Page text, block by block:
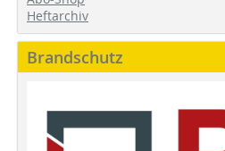
Heftarchiv
Brandschutz